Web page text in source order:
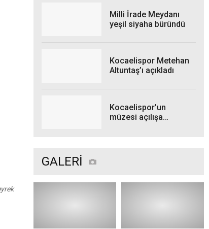
Milli İrade Meydanı
yeşil siyaha büründü
Kocaelispor Metehan
Altuntaş’ı açıkladı
Kocaelispor’un
müzesi açılışa
GALERİ